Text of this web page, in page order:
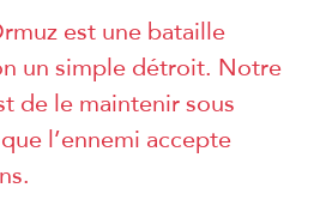
est une bataille
un simple détroit. Notre
de le maintenir sous
l’ennemi accepte